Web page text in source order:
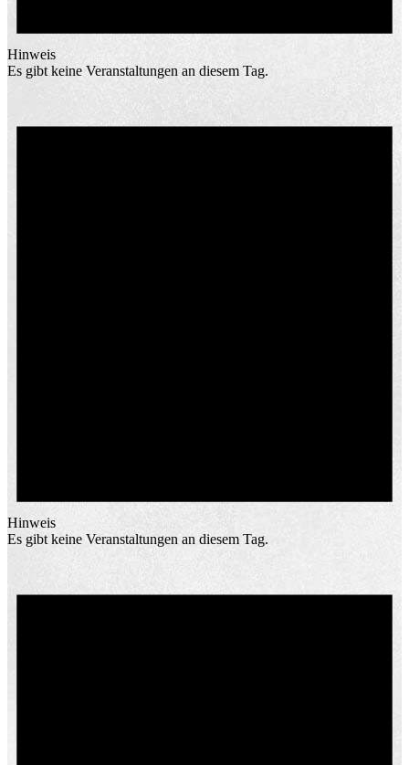
Hinweis
Es gibt keine Veranstaltungen an diesem Tag.
Hinweis
Es gibt keine Veranstaltungen an diesem Tag.